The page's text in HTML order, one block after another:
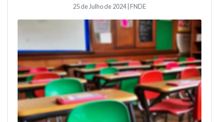
25 de Julho de 2024 | FNDE